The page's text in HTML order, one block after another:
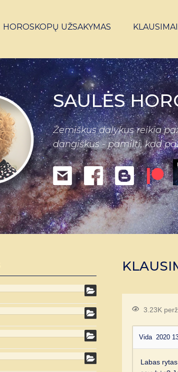
HOROSKOPŲ UŽSAKYMAS
SAULĖS
Žemiškus dalykus reikia
dangiškus - pamilti, kad
3.23K
Vida2020
Labas